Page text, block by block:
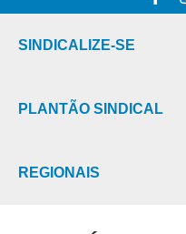
SINDICALIZE-SE
PLANTÃO SINDICAL
REGIONAIS